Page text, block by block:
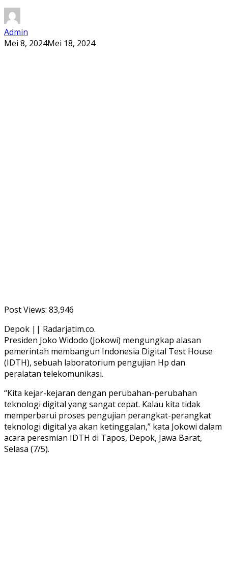
Admin
Mei 8, 2024Mei 18, 2024
Post Views: 83,946
Depok || Radarjatim.co.
Presiden Joko Widodo (Jokowi) mengungkap alasan
pemerintah membangun Indonesia Digital Test House
(IDTH), sebuah laboratorium pengujian Hp dan
peralatan telekomunikasi.
“Kita kejar-kejaran dengan perubahan-perubahan
teknologi digital yang sangat cepat. Kalau kita tidak
memperbarui proses pengujian perangkat-perangkat
teknologi digital ya akan ketinggalan,” kata Jokowi dalam
acara peresmian IDTH di Tapos, Depok, Jawa Barat,
Selasa (7/5).